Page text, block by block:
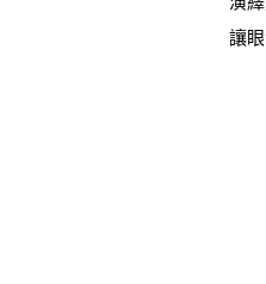
讓